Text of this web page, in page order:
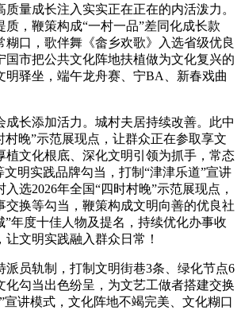
量成长注入实实正在正在的内活泼力。
质，鞭策构成“一村一品”差同化成长款
糊口，歌伴舞《畲乡欢歌》入选省级优良
国市把公共文化阵地扶植做为文化复兴的
明驿坐，端午龙舟赛、宁BA、新春戏曲
长添加活力。城村夫居持续改善。此中
村晚”示范展现点，让群众正在参取享文
植文化根底、深化文明引领为抓手，常态
文明实践品牌勾当，打制“津津乐道”宣讲
选2026年全国“四时村晚”示范展现点，
交换等勾当，鞭策构成文明向善的优良社
”年度十佳人物及提名，持续优化办事收
文明实践融入群众日常！
员轨制，打制文明街巷3条、绿化节点6
化勾当出色纷呈，为文艺工做者搭建交换
宣讲模式，文化阵地不竭完美、文化糊口